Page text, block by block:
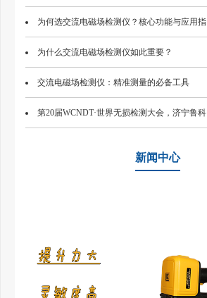
为何选交流电磁场检测仪？核心功能与应用指
南 为什么交流电磁场检测仪如此重要？
交流电磁场检测仪：精准测量的必备工具
第20届WCNDT·世界无损检测大会，济宁鲁科
新闻中心